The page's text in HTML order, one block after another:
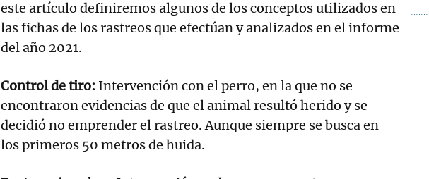
este artículo definiremos algunos de los conceptos utilizados en
las fichas de los rastreos que efectúan y analizados en el informe
del año 2021.
Control de tiro: Intervención con el perro, en la que no se
encontraron evidencias de que el animal resultó herido y se
decidió no emprender el rastreo. Aunque siempre se busca en
los primeros 50 metros de huida.